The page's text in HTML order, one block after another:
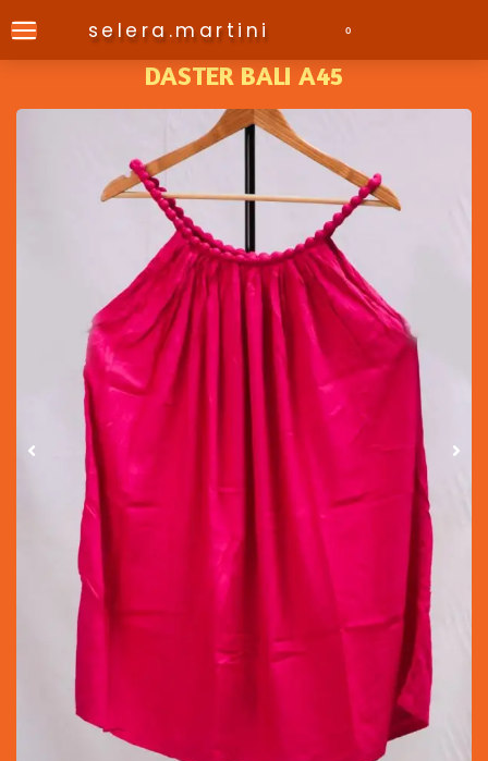
selera.martini 0
DASTER BALI A45